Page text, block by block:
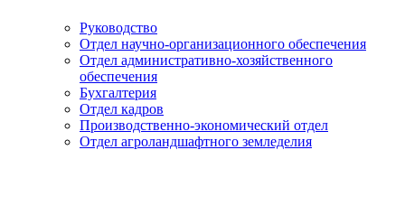
Руководство
Отдел научно-организационного обеспечения
Отдел административно-хозяйственного
обеспечения
Бухгалтерия
Отдел кадров
Производственно-экономический отдел
Отдел агроландшафтного земледелия